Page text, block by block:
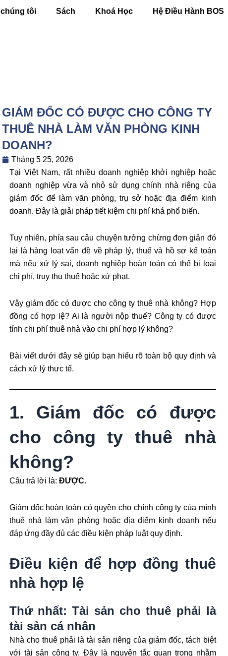
chúng tôi Sách Khoá Học Hệ Điều Hành BOS
GIÁM ĐỐC CÓ ĐƯỢC CHO CÔNG TY
THUÊ NHÀ LÀM VĂN PHÒNG KINH
DOANH?
Tháng 5 25, 2026
Tại Việt Nam, rất nhiều doanh nghiệp khởi nghiệp hoặc
doanh nghiệp vừa và nhỏ sử dụng chính nhà riêng của
giám đốc để làm văn phòng, trụ sở hoặc địa điểm kinh
doanh. Đây là giải pháp tiết kiệm chi phí khá phổ biến.
Tuy nhiên, phía sau câu chuyện tưởng chừng đơn giản đó
lại là hàng loạt vấn đề về pháp lý, thuế và hồ sơ kế toán
mà nếu xử lý sai, doanh nghiệp hoàn toàn có thể bị loại
chi phí, truy thu thuế hoặc xử phạt.
Vậy giám đốc có được cho công ty thuê nhà không? Hợp
đồng có hợp lệ? Ai là người nộp thuế? Công ty có được
tính chi phí thuê nhà vào chi phí hợp lý không?
Bài viết dưới đây sẽ giúp bạn hiểu rõ toàn bộ quy định và
cách xử lý thực tế.
1. Giám đốc có được
cho công ty thuê nhà
không?
Câu trả lời là: ĐƯỢC.
Giám đốc hoàn toàn có quyền cho chính công ty của mình
thuê nhà làm văn phòng hoặc địa điểm kinh doanh nếu
đáp ứng đầy đủ các điều kiện pháp luật quy định.
Điều kiện để hợp đồng thuê
nhà hợp lệ
Thứ nhất: Tài sản cho thuê phải là
tài sản cá nhân
Nhà cho thuê phải là tài sản riêng của giám đốc, tách biệt
với tài sản công ty. Đây là nguyên tắc quan trọng nhằm